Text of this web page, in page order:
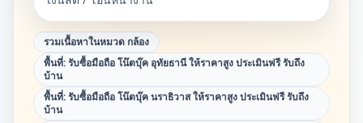
รวมเนื้อหาในหมวดกล้อง
พื้นที่:รับซื้อมือถือ โน๊ตบุ๊ค อุทัยธานี ให้ราคาสูง ประเมินฟรี รับถึง
บ้าน
พื้นที่:รับซื้อมือถือ โน๊ตบุ๊ค นราธิวาส ให้ราคาสูง ประเมินฟรี รับถึง
บ้าน